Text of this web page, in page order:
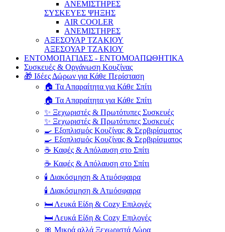
ΑΝΕΜΙΣΤΗΡΕΣ
ΣΥΣΚΕΥΕΣ ΨΗΞΗΣ
AIR COOLER
ΑΝΕΜΙΣΤΗΡΕΣ
ΑΞΕΣΟΥΑΡ ΤΖΑΚΙΟΥ
ΑΞΕΣΟΥΑΡ ΤΖΑΚΙΟΥ
ΕΝΤΟΜΟΠΑΓΙΔΕΣ - ΕΝΤΟΜΟΑΠΩΘΗΤΙΚΑ
Συσκευές & Οργάνωση Κουζίνας
🎁 Ιδέες Δώρων για Κάθε Περίσταση
🏠 Τα Απαραίτητα για Κάθε Σπίτι
🏠 Τα Απαραίτητα για Κάθε Σπίτι
✨ Ξεχωριστές & Πρωτότυπες Συσκευές
✨ Ξεχωριστές & Πρωτότυπες Συσκευές
🍳 Εξοπλισμός Κουζίνας & Σερβιρίσματος
🍳 Εξοπλισμός Κουζίνας & Σερβιρίσματος
☕ Καφές & Απόλαυση στο Σπίτι
☕ Καφές & Απόλαυση στο Σπίτι
🕯️ Διακόσμηση & Ατμόσφαιρα
🕯️ Διακόσμηση & Ατμόσφαιρα
🛏️ Λευκά Είδη & Cozy Επιλογές
🛏️ Λευκά Είδη & Cozy Επιλογές
🎀 Μικρά αλλά Ξεχωριστά Δώρα